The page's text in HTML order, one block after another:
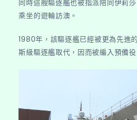
同時這艘驅逐艦也被指派陪同伊莉
乘坐的遊輪訪澳。
1980年，該驅逐艦已經被更為先進
斯級驅逐艦取代，因而被編入預備役